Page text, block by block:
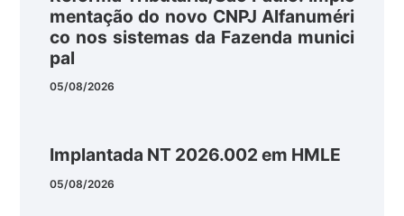
mentação do novo CNPJ Alfanuméri
co nos sistemas da Fazenda munici
pal
05/08/2026
Implantada NT 2026.002 em HMLE
05/08/2026